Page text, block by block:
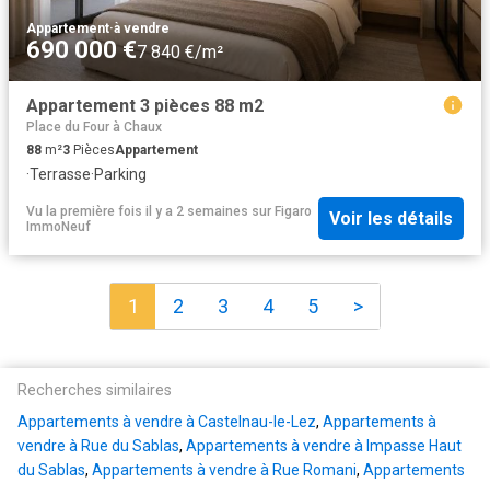
Appartement·à vendre
690 000 €7 840 €/m²
Appartement 3 pièces 88 m2
Place du Four à Chaux
88 m²3 PiècesAppartement
·Terrasse·Parking
Vu la première fois il y a 2 semaines sur Figaro
ImmoNeuf
Voir les détails
1 2 3 4 5 >
Recherches similaires
Appartements à vendre à Castelnau-le-Lez, Appartements à
vendre à Rue du Sablas, Appartements à vendre à Impasse Haut
du Sablas, Appartements à vendre à Rue Romani, Appartements